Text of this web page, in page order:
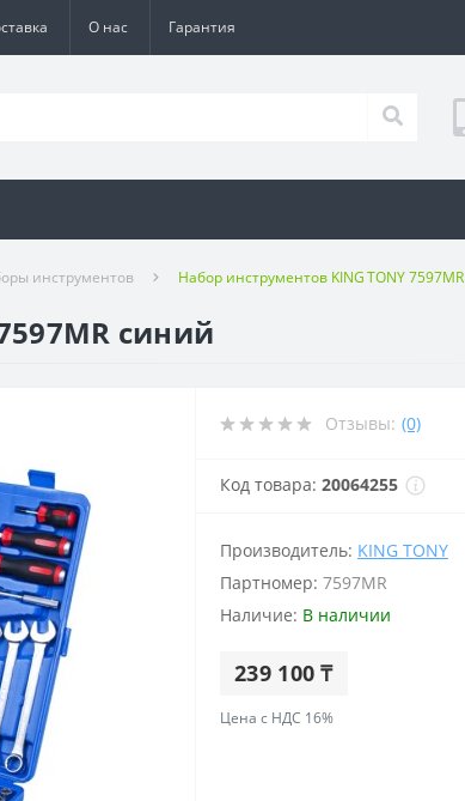
О нас Гарантия
инструментов Набор инструментов KING TONY
синий
Отзывы: (0)
Код товара: 20064255
Производитель: KING TONY
Партномер: 7597MR
Наличие: В наличии
239 100 ₸
Цена с НДС 16%